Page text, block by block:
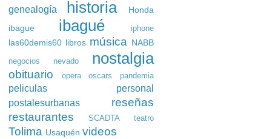
genealogía
historia
Honda
ibague
ibagué iphone
las60demis60 libros música NABB
negocios nevado nostalgia
obituario opera oscars pandemia
peliculas
personal
postalesurbanas
reseñas
restaurantes
SCADTA teatro
Tolima Usaquén videos